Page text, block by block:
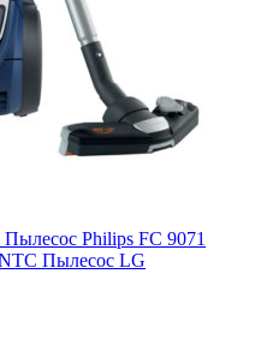
Пылесос Philips FC 9071
Пылесос LG